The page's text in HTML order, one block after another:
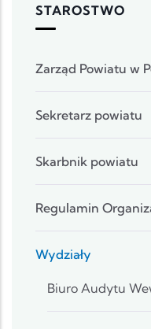
STAROSTWO
Zarząd Powiatu w
Sekretarz powiatu
Skarbnik powiatu
Regulamin
Wydziały
Biuro Audytu